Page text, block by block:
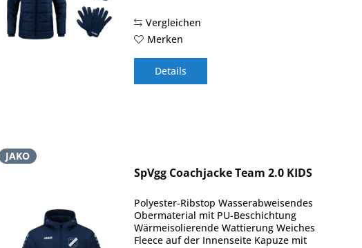
Vergleichen
Merken
Details
JAKO
SpVgg Coachjacke Team 2.0 KIDS
Polyester-Ribstop Wasserabweisendes
Obermaterial mit PU-Beschichtung
Wärmeisolierende Wattierung Weiches
Fleece auf der Innenseite Kapuze mit